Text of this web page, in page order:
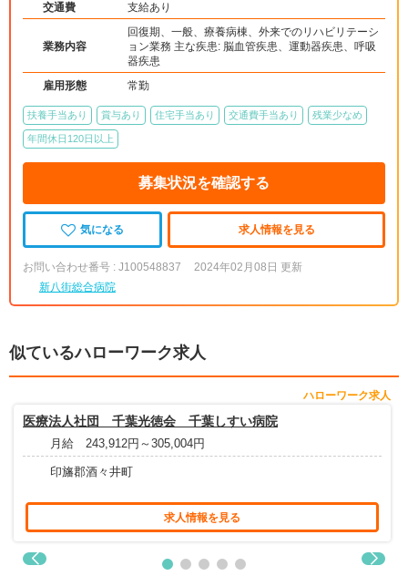
交通費
支給あり
業務内容
回復期、一般、療養病棟、外来でのリハビリテーシ
ョン業務 主な疾患: 脳血管疾患、運動器疾患、呼吸
器疾患
雇用形態
常勤
扶養手当あり 賞与あり 住宅手当あり 交通費手当あり 残業少なめ
年間休日120日以上
募集状況を確認する
気になる 求人情報を見る
お問い合わせ番号 : J100548837
2024年02月08日 更新
新八街総合病院
似ているハローワーク求人
ハローワーク求人
医療法人社団 千葉光徳会 千葉しすい病院
月給 243,912円～305,004円
印旛郡酒々井町
求人情報を見る